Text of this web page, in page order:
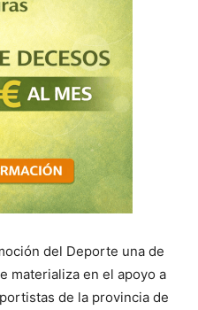
del Deporte una de
materializa en el apoyo a
de la provincia de